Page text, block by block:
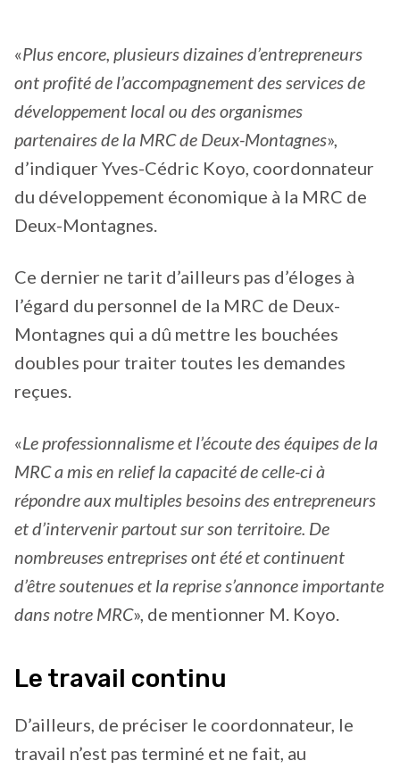
«Plus encore, plusieurs dizaines d’entrepreneurs
ont profité de l’accompagnement des services de
développement local ou des organismes
partenaires de la MRC de Deux-Montagnes»,
d’indiquer Yves-Cédric Koyo, coordonnateur
du développement économique à la MRC de
Deux-Montagnes.
Ce dernier ne tarit d’ailleurs pas d’éloges à
l’égard du personnel de la MRC de Deux-
Montagnes qui a dû mettre les bouchées
doubles pour traiter toutes les demandes
reçues.
«Le professionnalisme et l’écoute des équipes de la
MRC a mis en relief la capacité de celle-ci à
répondre aux multiples besoins des entrepreneurs
et d’intervenir partout sur son territoire. De
nombreuses entreprises ont été et continuent
d’être soutenues et la reprise s’annonce importante
dans notre MRC», de mentionner M. Koyo.
Le travail continu
D’ailleurs, de préciser le coordonnateur, le
travail n’est pas terminé et ne fait, au